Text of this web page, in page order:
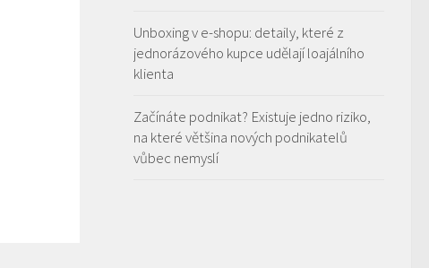
Unboxing v e-shopu: detaily, které z
jednorázového kupce udělají loajálního
klienta
Začínáte podnikat? Existuje jedno riziko,
na které většina nových podnikatelů
vůbec nemyslí